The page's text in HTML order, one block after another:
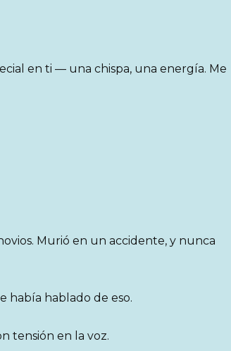
en ti — una chispa, una energía. Me
Murió en un accidente, y nunca
había hablado de eso.
tensión en la voz.